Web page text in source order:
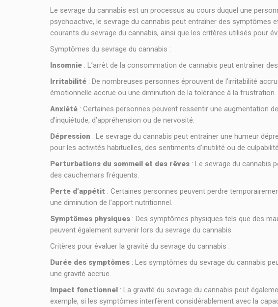
Le sevrage du cannabis est un processus au cours duquel une
psychoactive, le sevrage du cannabis peut entraîner des
courants du sevrage du cannabis, ainsi que les critères utilisés pour
Symptômes du sevrage du cannabis :
Insomnie : L’arrêt de la consommation de cannabis peut entraîner
Irritabilité : De nombreuses personnes éprouvent de l’irritabilité
émotionnelle accrue ou une diminution de la tolérance à la frustration.
Anxiété : Certaines personnes peuvent ressentir une augmentation
d’inquiétude, d’appréhension ou de nervosité.
Dépression : Le sevrage du cannabis peut entraîner une humeur
pour les activités habituelles, des sentiments d’inutilité ou de
Perturbations du sommeil et des rêves : Le sevrage du cannabis
des cauchemars fréquents.
Perte d’appétit : Certaines personnes peuvent perdre
une diminution de l’apport nutritionnel.
Symptômes physiques : Des symptômes physiques tels que des
peuvent également survenir lors du sevrage du cannabis.
Critères pour évaluer la gravité du sevrage du cannabis :
Durée des symptômes : Les symptômes du sevrage du cannabis
une gravité accrue.
Impact fonctionnel : La gravité du sevrage du cannabis peut
exemple, si les symptômes interfèrent considérablement avec la